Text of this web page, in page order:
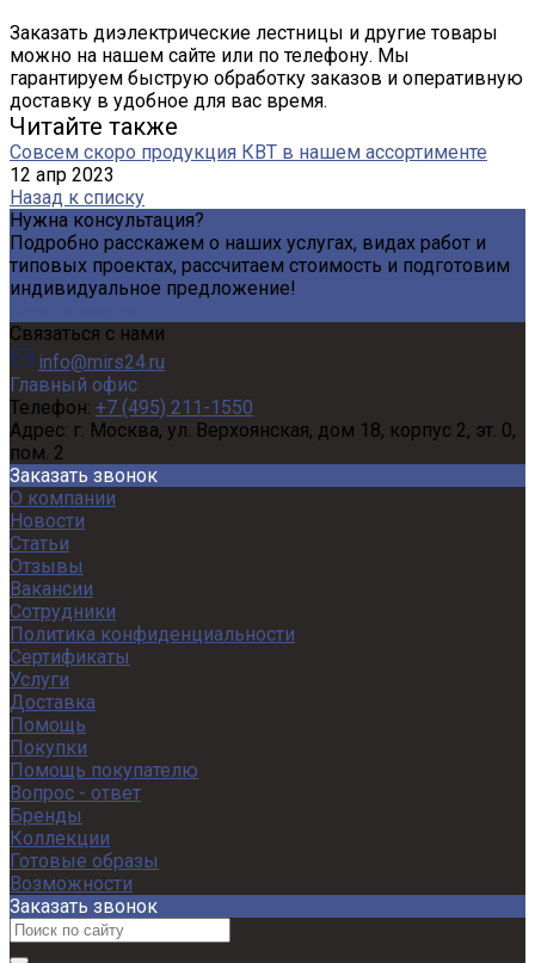
Заказать диэлектрические лестницы и другие товары
можно на нашем сайте или по телефону. Мы
гарантируем быструю обработку заказов и оперативную
доставку в удобное для вас время.
Читайте также
Совсем скоро продукция КВТ в нашем ассортименте
12 апр 2023
Назад к списку
Нужна консультация?
Подробно расскажем о наших услугах, видах работ и
типовых проектах, рассчитаем стоимость и подготовим
индивидуальное предложение!
Связаться с нами
info@mirs24.ru
Главный офис
Телефон: +7 (495) 211-1550
Адрес: г. Москва, ул. Верхоянская, дом 18, корпус 2, эт. 0,
пом. 2
Заказать звонок
О компании
Новости
Статьи
Отзывы
Вакансии
Сотрудники
Политика конфиденциальности
Сертификаты
Услуги
Доставка
Помощь
Покупки
Помощь покупателю
Вопрос - ответ
Бренды
Коллекции
Готовые образы
Возможности
Заказать звонок